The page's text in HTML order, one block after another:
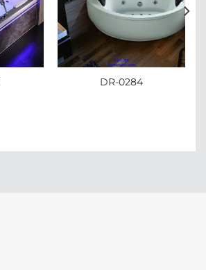
DR-0284